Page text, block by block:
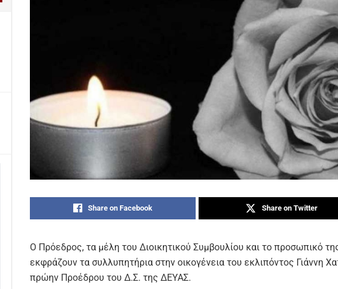
Share on Facebook Share on Twitter
Ο Πρόεδρος, τα μέλη του Διοικητικού Συμβουλίου και το προσωπικό
εκφράζουν τα συλλυπητήρια στην οικογένεια του εκλιπόντος Γιάννη
πρώην Προέδρου του Δ.Σ. της ΔΕΥΑΣ.